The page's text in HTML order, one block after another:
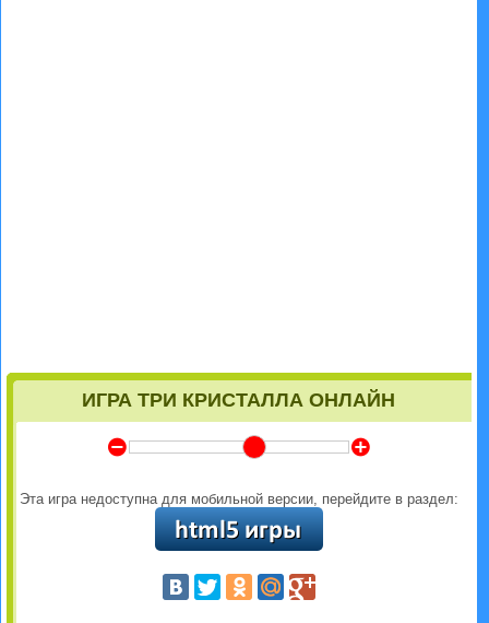
ИГРА ТРИ КРИСТАЛЛА ОНЛАЙН
Y Z
Эта игра недоступна для мобильной версии, перейдите в раздел: